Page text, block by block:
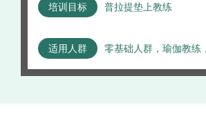
培训目标 普拉提垫上教练
适用人群 零基础人群，瑜伽教练